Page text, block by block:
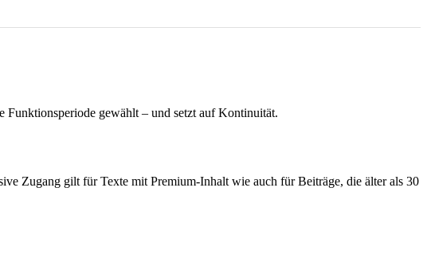
Funktionsperiode gewählt – und setzt auf Kontinuität.
Zugang gilt für Texte mit Premium-Inhalt wie auch für Beiträge, die älter als 30